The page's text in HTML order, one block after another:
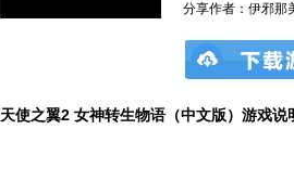
分享作者：伊邪那
天使之翼2 女神转生物语（中文版）游戏说